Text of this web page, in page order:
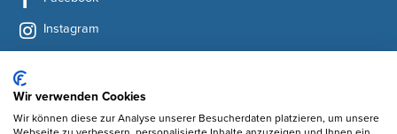
Instagram
LinkedIn
Newsletter abonnieren
Wir verwenden Cookies
Wir können diese zur Analyse unserer Besucherdaten platzieren, um unsere